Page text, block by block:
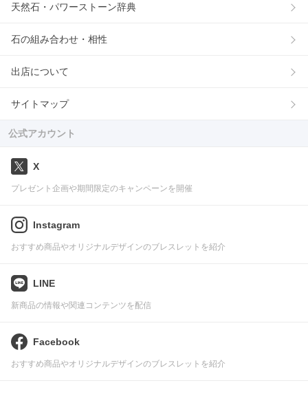
天然石・パワーストーン辞典
石の組み合わせ・相性
出店について
サイトマップ
公式アカウント
X
プレゼント企画や期間限定のキャンペーンを開催
Instagram
おすすめ商品やオリジナルデザインのブレスレットを紹介
LINE
新商品の情報や関連コンテンツを配信
Facebook
おすすめ商品やオリジナルデザインのブレスレットを紹介